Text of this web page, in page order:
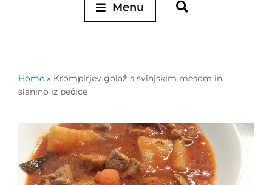
Menu
Home » Krompirjev golaž s svinjskim mesom in
slanino iz pečice